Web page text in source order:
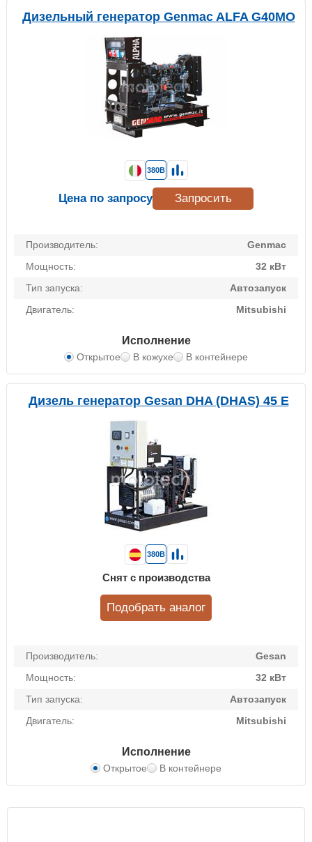
Дизельный генератор Genmac ALFA G40MO
Производитель:
Genmac
Мощность:
32 кВт
Тип запуска:
Автозапуск
Двигатель:
Mitsubishi
Исполнение
Открытое В кожухе В контейнере
380В
Цена по запросу Запросить
Дизель генератор Gesan DHA (DHAS) 45 E
Производитель:
Gesan
Мощность:
32 кВт
Тип запуска:
Автозапуск
Двигатель:
Mitsubishi
Исполнение
Открытое В контейнере
380В
Снят с производства
Подобрать аналог